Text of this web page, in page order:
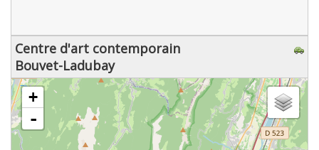
Centre d'art contemporain
Bouvet-Ladubay
chargement de la carte - veuillez patienter...
+
-